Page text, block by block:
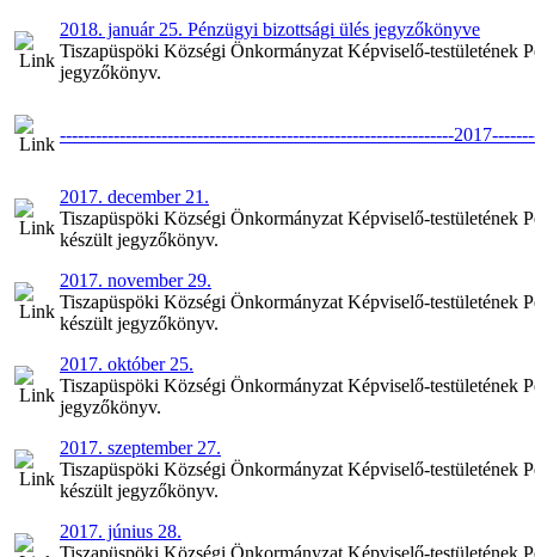
2018. január 25. Pénzügyi bizottsági ülés jegyzőkönyve
Tiszapüspöki Községi Önkormányzat Képviselő-testületének
jegyzőkönyv.
------------------------------------------------------------------
2017. december 21.
Tiszapüspöki Községi Önkormányzat Képviselő-testületének
készült jegyzőkönyv.
2017. november 29.
Tiszapüspöki Községi Önkormányzat Képviselő-testületének
készült jegyzőkönyv.
2017. október 25.
Tiszapüspöki Községi Önkormányzat Képviselő-testületének
jegyzőkönyv.
2017. szeptember 27.
Tiszapüspöki Községi Önkormányzat Képviselő-testületének
készült jegyzőkönyv.
2017. június 28.
Tiszapüspöki Községi Önkormányzat Képviselő-testületének